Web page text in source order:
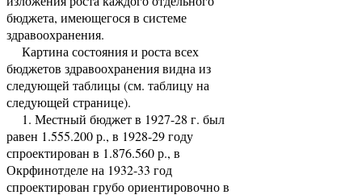
бюджета, имеющегося в системе
здравоохранения.
Картина состояния и роста всех
бюджетов здравоохранения видна из
следующей таблицы (см. таблицу на
следующей странице).
1. Местный бюджет в 1927-28 г. был
равен 1.555.200 р., в 1928-29 году
спроектирован в 1.876.560 р., в
Окрфинотделе на 1932-33 год
спроектирован грубо ориентировочно в